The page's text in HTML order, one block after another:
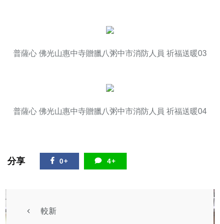
普薩心 佛光山惠中寺贈臘八粥中市消防人員 祈福送暖03
普薩心 佛光山惠中寺贈臘八粥中市消防人員 祈福送暖04
分享 0+ 4+
較新